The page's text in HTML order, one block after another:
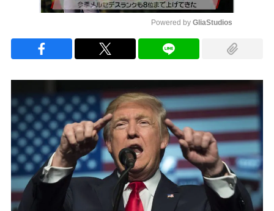
Powered by GliaStudios